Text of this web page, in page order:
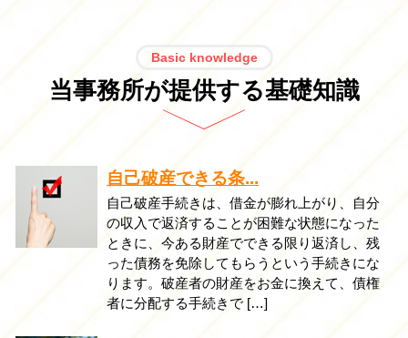
Basic knowledge
当事務所が提供する基礎知識
自己破産できる条...
自己破産手続きは、借金が膨れ上がり、自分
の収入で返済することが困難な状態になった
ときに、今ある財産でできる限り返済し、残
った債務を免除してもらうという手続きにな
ります。破産者の財産をお金に換えて、債権
者に分配する手続きで […]